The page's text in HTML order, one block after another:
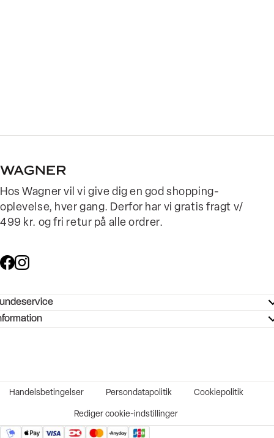
Hos Wagner vil vi give dig en god shopping-
oplevelse, hver gang. Derfor har vi gratis fragt v/
499 kr. og fri retur på alle ordrer.
- Hjælpecenter
køb
Handelsbetingelser Persondatapolitik Cookiepolitik
Rediger cookie-indstillinger